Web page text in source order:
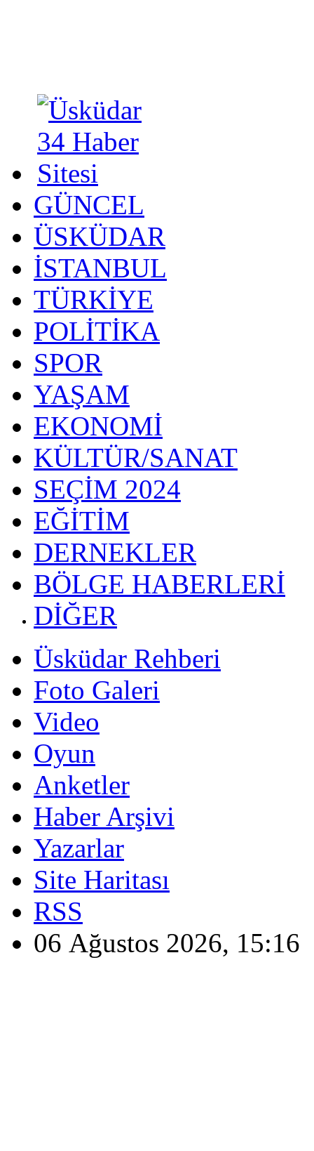
GÜNCEL
ÜSKÜDAR
İSTANBUL
TÜRKİYE
POLİTİKA
SPOR
YAŞAM
EKONOMİ
KÜLTÜR/SANAT
SEÇİM 2024
EĞİTİM
DERNEKLER
BÖLGE HABERLERİ
DİĞER
Üsküdar Rehberi
Foto Galeri
Video
Oyun
Anketler
Haber Arşivi
Yazarlar
Site Haritası
RSS
06 Ağustos 2026, 15:16